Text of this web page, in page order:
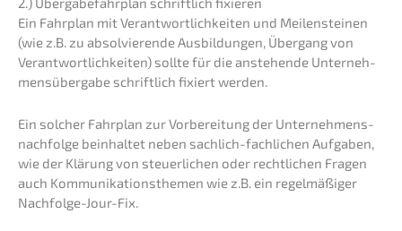
Ein Fahrplan mit Verant­wort­lich­kei­ten und Meilen­stei­nen
(wie z.B. zu absol­vie­ren­de Ausbil­dun­gen, Übergang von
Verant­wort­lich­kei­ten) sollte für die anste­hen­de Unter­neh­
mens­über­ga­be schrift­lich fixiert werden.
Ein solcher Fahrplan zur Vorbe­rei­tung der Unternehmens­
nachfolge beinhal­tet neben sachlich-fachli­chen Aufga­ben,
wie der Klärung von steuer­li­chen oder recht­li­chen Fragen
auch Kommu­ni­ka­ti­ons­the­men wie z.B. ein regel­mä­ßi­ger
Nachfolge-Jour-Fix.